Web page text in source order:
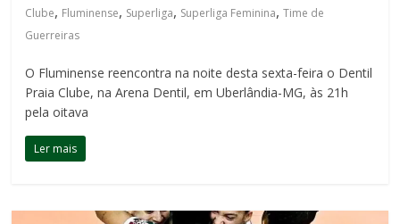
Clube, Fluminense, Superliga, Superliga Feminina,Time de
Guerreiras
O Fluminense reencontra na noite desta sexta-feira o Dentil
Praia Clube, na Arena Dentil, em Uberlândia-MG, às 21h
pela oitava
Ler mais